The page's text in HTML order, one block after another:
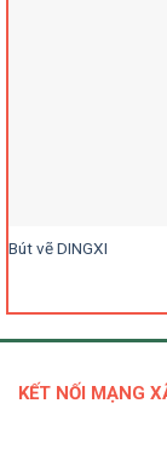
Bút vẽ DINGXI
KẾT NỐI MẠNG